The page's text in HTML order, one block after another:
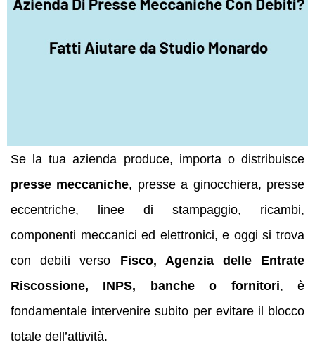
Se la tua azienda produce, importa o distribuisce
presse meccaniche, presse a ginocchiera, presse
eccentriche, linee di stampaggio, ricambi,
componenti meccanici ed elettronici, e oggi si trova
con debiti verso Fisco, Agenzia delle Entrate
Riscossione, INPS, banche o fornitori, è
fondamentale intervenire subito per evitare il blocco
totale dell’attività.